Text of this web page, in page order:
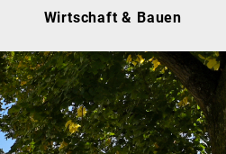
Wirtschaft & Bauen